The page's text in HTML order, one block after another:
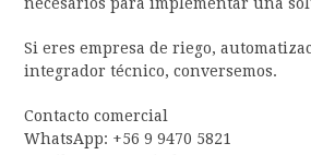
necesarios para implementar una
Si eres empresa de riego,
integrador técnico, conversemos.
Contacto comercial
WhatsApp: +56 9 9470 5821